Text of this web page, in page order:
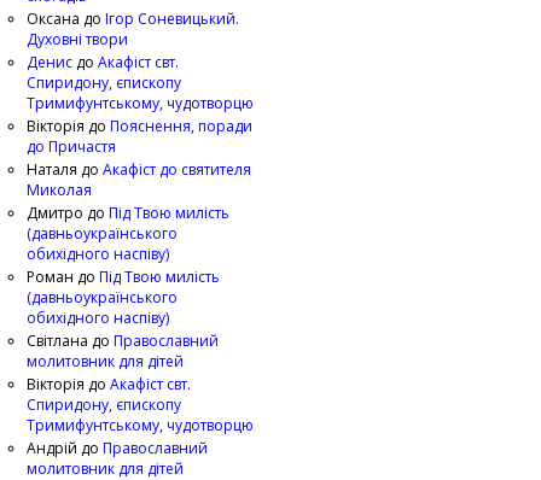
Оксана до Ігор Соневицький.
Духовні твори
Денис до Акафіст свт.
Спиридону, єпископу
Тримифунтському, чудотворцю
Вікторія до Пояснення, поради
до Причастя
Наталя до Акафіст до святителя
Миколая
Дмитро до Під Твою милість
(давньоукраїнського
обихідного наспіву)
Роман до Під Твою милість
(давньоукраїнського
обихідного наспіву)
Світлана до Православний
молитовник для дітей
Вікторія до Акафіст свт.
Спиридону, єпископу
Тримифунтському, чудотворцю
Андрій до Православний
молитовник для дітей